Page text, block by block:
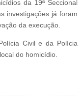
da 19ª Seccional
investigações já foram
da execução.
Civil e da Polícia
do homicídio.